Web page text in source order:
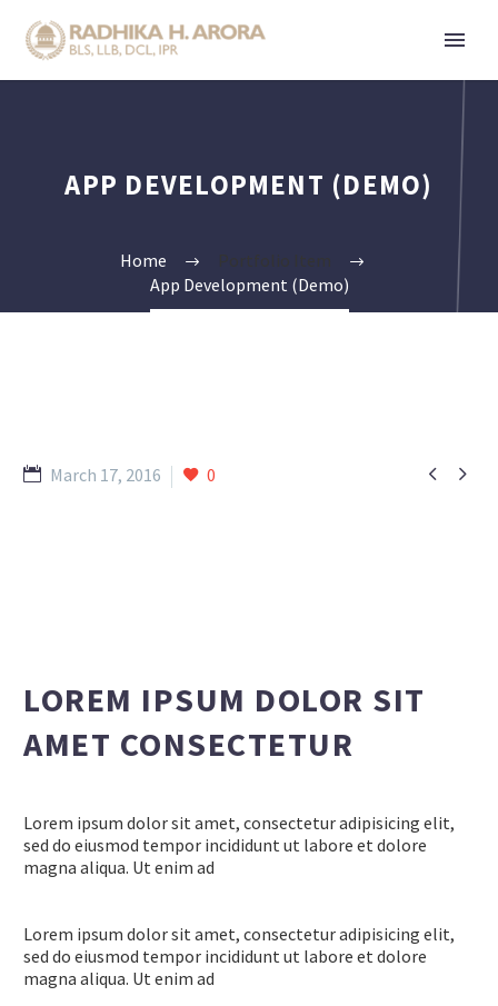
APP DEVELOPMENT (DEMO)
Home
Portfolio Item
App Development (Demo)
 
March 17, 2016 0
LOREM IPSUM DOLOR SIT
AMET CONSECTETUR
Lorem ipsum dolor sit amet, consectetur adipisicing elit,
sed do eiusmod tempor incididunt ut labore et dolore
magna aliqua. Ut enim ad
Lorem ipsum dolor sit amet, consectetur adipisicing elit,
sed do eiusmod tempor incididunt ut labore et dolore
magna aliqua. Ut enim ad